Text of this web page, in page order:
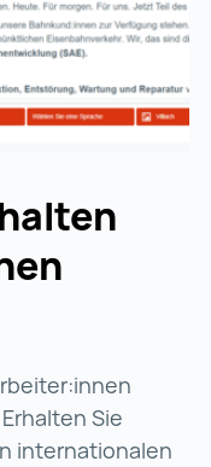
Sie
internationalen